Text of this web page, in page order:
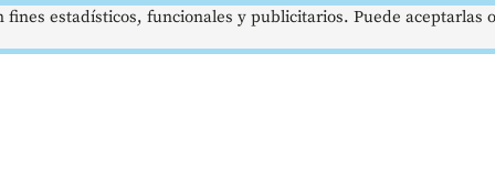
estadísticos, funcionales y publicitarios. Puede aceptarlas